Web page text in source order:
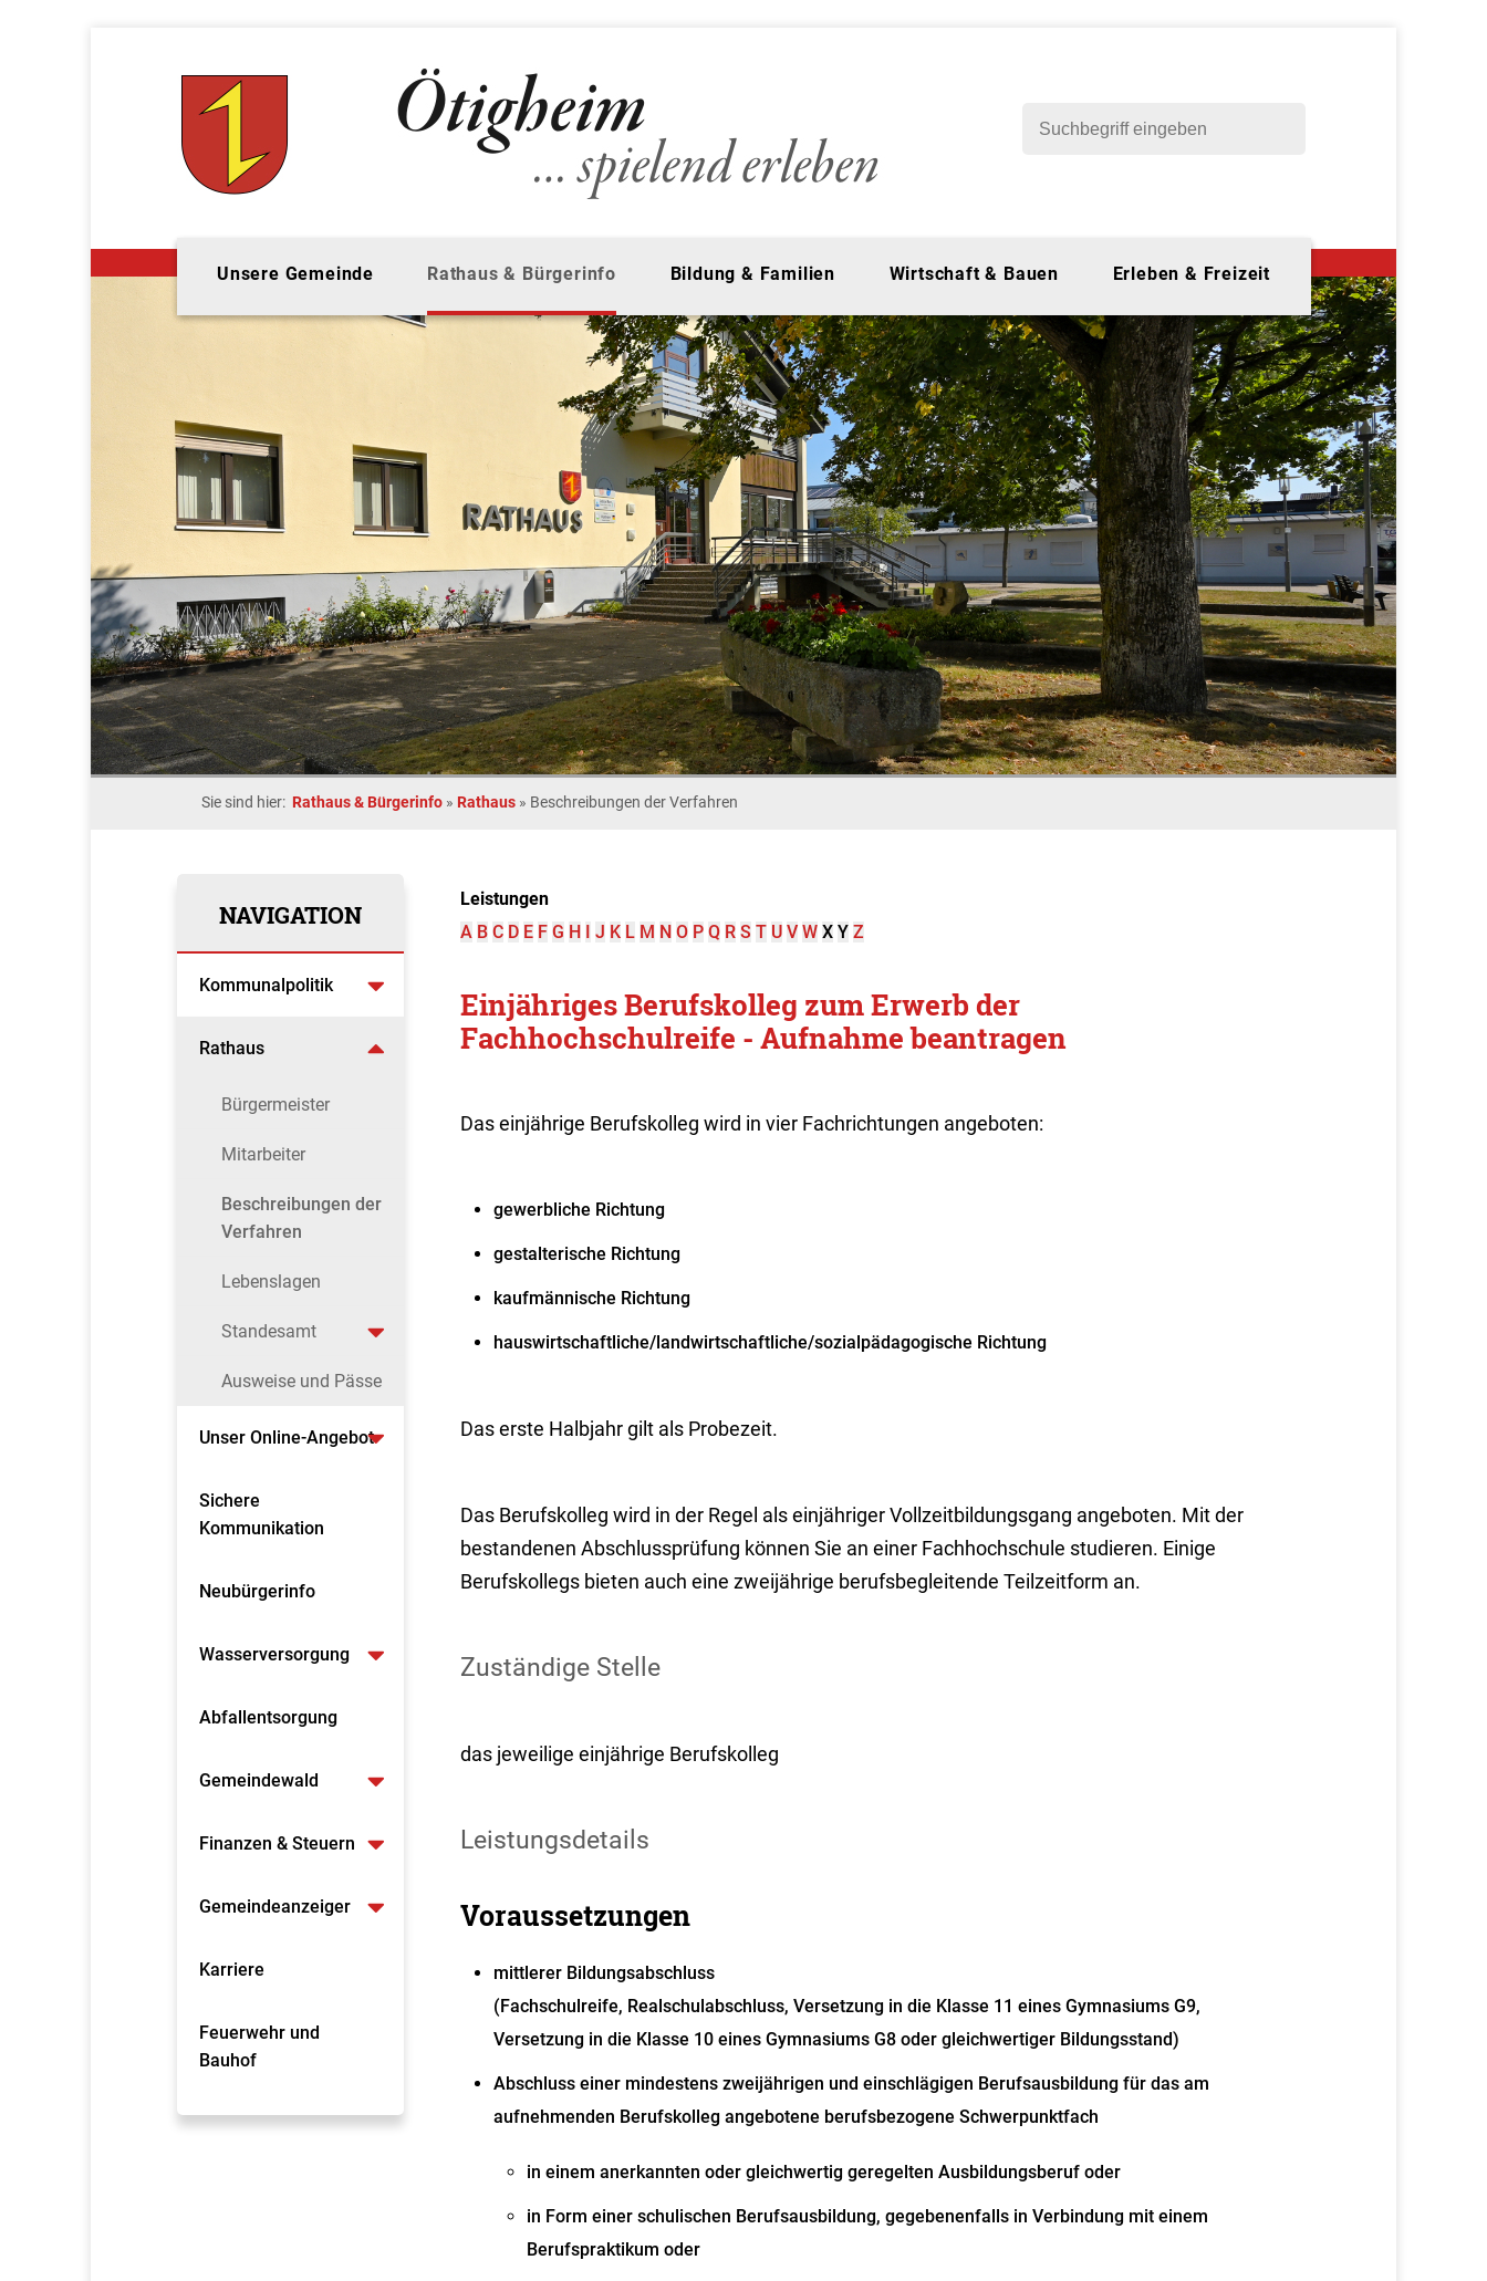
Unsere Gemeinde Rathaus & Bürgerinfo Bildung & Familien Wirtschaft & Bauen Erleben & Freizeit
Sie sind hier: Rathaus & Bürgerinfo » Rathaus » Beschreibungen der Verfahren
NAVIGATION
Kommunalpolitik
Rathaus
Bürgermeister
Mitarbeiter
Beschreibungen der
Verfahren
Lebenslagen
Standesamt
Ausweise und Pässe
Unser Online-Angebot
Sichere
Kommunikation
Neubürgerinfo
Wasserversorgung
Abfallentsorgung
Gemeindewald
Finanzen & Steuern
Gemeindeanzeiger
Karriere
Feuerwehr und
Bauhof
Leistungen
A B C D E F G H I J K L M N O P Q R S T U V W X Y Z
Einjähriges Berufskolleg zum Erwerb der
Fachhochschulreife - Aufnahme beantragen
Das einjährige Berufskolleg wird in vier Fachrichtungen angeboten:
gewerbliche Richtung
gestalterische Richtung
kaufmännische Richtung
hauswirtschaftliche/landwirtschaftliche/sozialpädagogische Richtung
Das erste Halbjahr gilt als Probezeit.
Das Berufskolleg wird in der Regel als einjähriger Vollzeitbildungsgang angeboten. Mit der
bestandenen Abschlussprüfung können Sie an einer Fachhochschule studieren. Einige
Berufskollegs bieten auch eine zweijährige berufsbegleitende Teilzeitform an.
Zuständige Stelle
das jeweilige einjährige Berufskolleg
Leistungsdetails
Voraussetzungen
mittlerer Bildungsabschluss
(Fachschulreife, Realschulabschluss, Versetzung in die Klasse 11 eines Gymnasiums G9,
Versetzung in die Klasse 10 eines Gymnasiums G8 oder gleichwertiger Bildungsstand)
Abschluss einer mindestens zweijährigen und einschlägigen Berufsausbildung für das am
aufnehmenden Berufskolleg angebotene berufsbezogene Schwerpunktfach
in einem anerkannten oder gleichwertig geregelten Ausbildungsberuf oder
in Form einer schulischen Berufsausbildung, gegebenenfalls in Verbindung mit einem
Berufspraktikum oder